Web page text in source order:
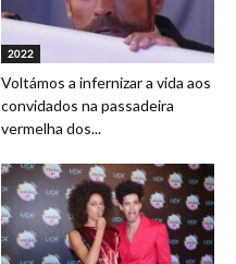
2022
Voltámos a infernizar a vida aos
convidados na passadeira
vermelha dos...